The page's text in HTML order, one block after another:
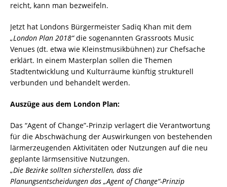
reicht, kann man bezweifeln.
Jetzt hat Londons Bürgermeister Sadiq Khan mit dem
„London Plan 2018“die sogenannten Grassroots Music
Venues (dt. etwa wie Kleinstmusikbühnen) zur Chefsache
erklärt. In einem Masterplan sollen die Themen
Stadtentwicklung und Kulturräume künftig strukturell
verbunden und behandelt werden.
Auszüge aus dem London Plan:
Das “Agent of Change”-Prinzip verlagert die Verantwortung
für die Abschwächung der Auswirkungen von bestehenden
lärmerzeugenden Aktivitäten oder Nutzungen auf die neu
geplante lärmsensitive Nutzungen.
„Die Bezirke sollten sicherstellen, dass die
Planungsentscheidungen das „Agent of Change“-Prinzip